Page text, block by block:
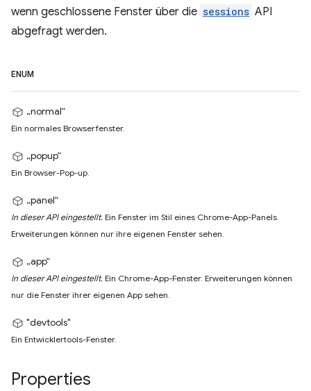
wenn geschlossene Fenster über die sessions API
abgefragt werden.
ENUM
„normal“
Ein normales Browserfenster.
„popup“
Ein Browser-Pop-up.
„panel“
In dieser API eingestellt. Ein Fenster im Stil eines Chrome-App-Panels.
Erweiterungen können nur ihre eigenen Fenster sehen.
„app“
In dieser API eingestellt. Ein Chrome-App-Fenster. Erweiterungen können
nur die Fenster ihrer eigenen App sehen.
"devtools"
Ein Entwicklertools-Fenster.
Properties